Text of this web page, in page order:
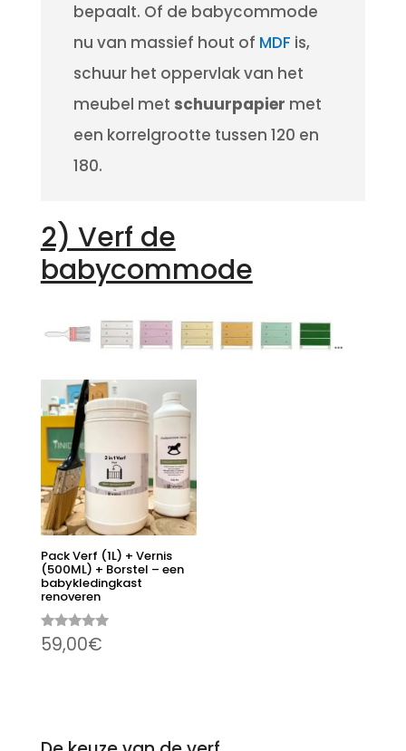
bepaalt. Of de babycommode
nu van massief hout of MDF is,
schuur het oppervlak van het
meubel met schuurpapier met
een korrelgrootte tussen 120 en
180.
2) Verf de
babycommode
Pack Verf (1L) + Vernis
(500ML) + Borstel – een
babykledingkast
renoveren
Gewaardeer
d
59,00€